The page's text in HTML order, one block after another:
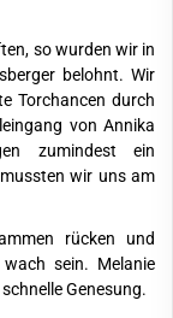
so wurden wir in
belohnt. Wir
Torchancen durch
von Annika
zumindest ein
wir uns am
rücken und
sein. Melanie
Genesung.